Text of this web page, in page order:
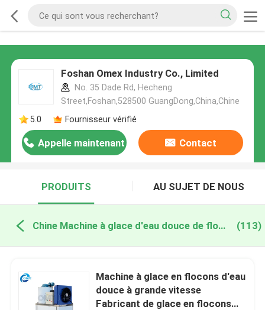
Foshan Omex Industry Co., Limited
No. 35 Dade Rd, Hecheng
Street,Foshan,528500 GuangDong,China,Chine
5.0
Fournisseur vérifié
Appelle maintenant Contact
PRODUITS AU SUJET DE NOUS
Chine Machine à glace d'eau douce de flocon (113)
Machine à glace en flocons d'eau
douce à grande vitesse
Fabricant de glace en flocons